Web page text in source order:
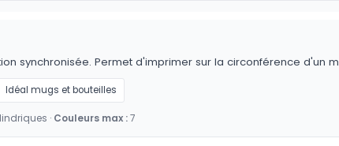
synchronisée. Permet d'imprimer sur la circonférence d'un
Idéal mugs et bouteilles
· Couleurs max :7